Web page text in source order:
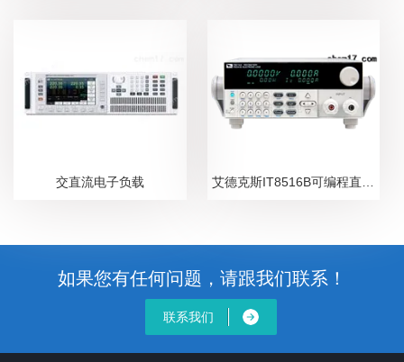
交直流电子负载
如果您有任何问题，请跟我们联系！
联系我们